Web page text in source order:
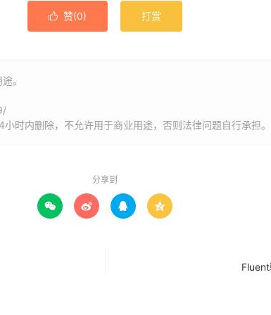
 赞(0) 打赏
。
时内删除，不允许用于商业用途，否则法律问题自行承担。
分享到
   